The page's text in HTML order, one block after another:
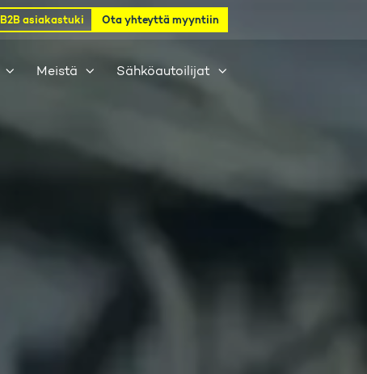
B2B asiakastuki Ota yhteyttä myyntiin
Meistä Sähköautoilijat